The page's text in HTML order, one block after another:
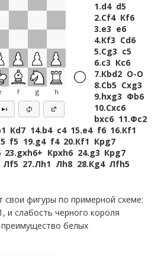
f g h
1.d4 d5
2.Сf4 Кf6
3.e3 e6
4.Кf3 Сd6
5.Сg3 c5
6.c3 Кc6
7.Кbd2 O-O
8.Сb5 Сxg3
9.hxg3 Фb6
10.Сxc6
bxc6 11.Фc2
Кd7 14.b4 c4 15.e4 f6 16.Кf1
f5 19.g4 f4 20.Кf1 Крg7
23.gxh6+ Крxh6 24.g3 Крg7
Лf5 27.Лh1 Лh8 28.Кg4 Лfh5
свои фигуры по примерной схеме:
и слабость черного короля
белых